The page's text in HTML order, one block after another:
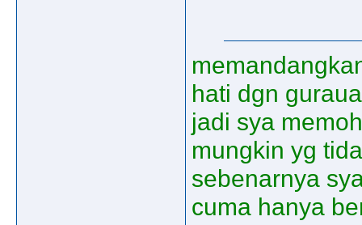
hati dgn
jadi sya
mungkin yg
sebenarnya
cuma hanya